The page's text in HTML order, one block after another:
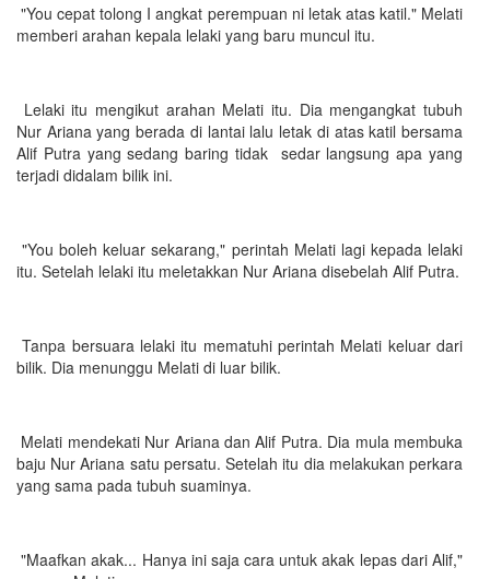
"You cepat tolong I angkat perempuan ni letak atas katil." Melati
memberi arahan kepala lelaki yang baru muncul itu.
Lelaki itu mengikut arahan Melati itu. Dia mengangkat tubuh
Nur Ariana yang berada di lantai lalu letak di atas katil bersama
Alif Putra yang sedang baring tidak sedar langsung apa yang
terjadi didalam bilik ini.
"You boleh keluar sekarang," perintah Melati lagi kepada lelaki
itu. Setelah lelaki itu meletakkan Nur Ariana disebelah Alif Putra.
Tanpa bersuara lelaki itu mematuhi perintah Melati keluar dari
bilik. Dia menunggu Melati di luar bilik.
Melati mendekati Nur Ariana dan Alif Putra. Dia mula membuka
baju Nur Ariana satu persatu. Setelah itu dia melakukan perkara
yang sama pada tubuh suaminya.
"Maafkan akak... Hanya ini saja cara untuk akak lepas dari Alif,"